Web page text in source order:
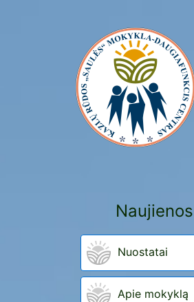
Naujienos
Nuostatai
Apie mokyklą